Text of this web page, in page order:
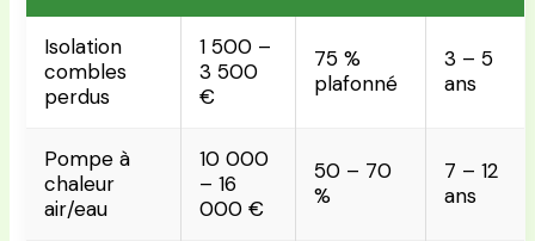
Isolation
combles
perdus
1 500 –
3 500
€
75 %
plafonné
3 – 5
ans
Pompe à
chaleur
air/eau
10 000
– 16
000 €
50 – 70
%
7 – 12
ans